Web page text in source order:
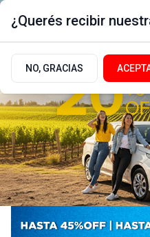
¿Querés recibir
NO, GRACIAS